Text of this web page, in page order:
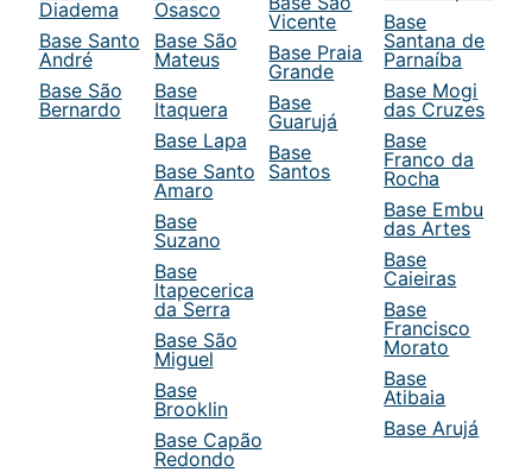
Diadema
Base Santo
André
Base São
Bernardo
Osasco
Base São
Mateus
Base
Itaquera
Base Lapa
Base Santo
Amaro
Base
Suzano
Base
Itapecerica
da Serra
Base São
Miguel
Base
Brooklin
Base Capão
Redondo
Vicente
Base Praia
Grande
Base
Guarujá
Base
Santos
Base
Santana de
Parnaíba
Base Mogi
das Cruzes
Base
Franco da
Rocha
Base Embu
das Artes
Base
Caieiras
Base
Francisco
Morato
Base
Atibaia
Base Arujá